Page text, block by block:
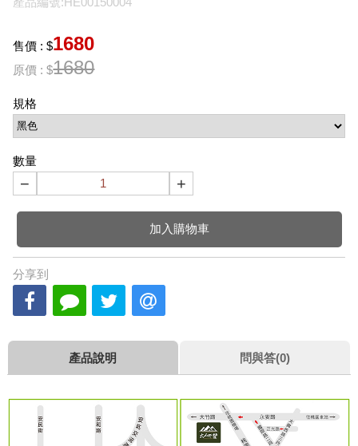
售價 : $1680
原價 : $1680
規格
數量
− +
加入購物車
分享到
產品說明 問與答(0)